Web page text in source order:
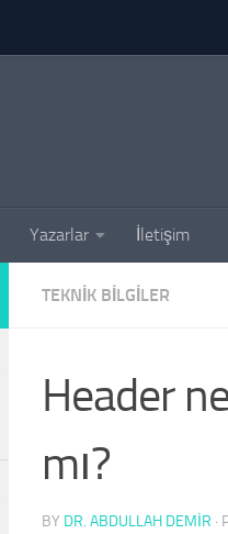
Yazarlar İletişim
TEKNIK BILGILER
Header
mı?
BY DR. ABDULLAH DEMİR ·